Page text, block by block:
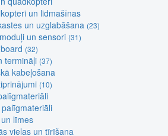
un lidmašīnas
un uzglabāšana (23)
un sensori (31)
(32)
termināļi (37)
kabeļošana
(10)
palīgmateriāli
līmes
vielas un tīrīšana